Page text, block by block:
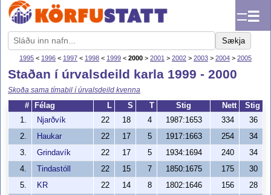
☰
Sækja
1995 < 1996 < 1997 < 1998 < 1999 < 2000 > 2001 > 2002 > 2003 > 2004 > 2005
Staðan í úrvalsdeild karla 1999 - 2000
Skoða sama tímabil í úrvalsdeild kvenna
#
Félag L S T Stig Nett
Stig
1.
Njarðvík 22 18 4 1987:1653 334
36
2.
Haukar 22 17 5 1917:1663 254
34
3.
Grindavík 22 17 5 1934:1694 240
34
4.
Tindastóll 22 15 7 1850:1675 175
30
5.
KR 22 14 8 1802:1646 156
28